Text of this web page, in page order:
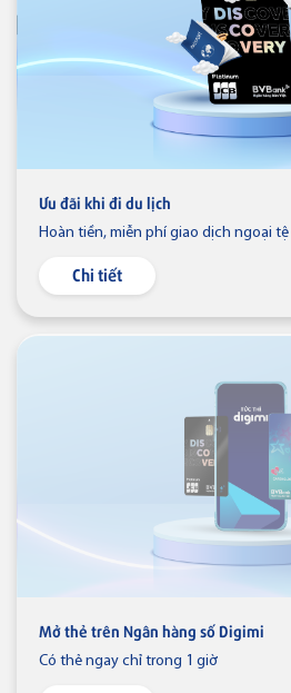
Ưu đãi khi đi du lịch
Hoàn tiền, miễn phí giao dịch ngoại tệ
Chi tiết
Mở thẻ trên Ngân hàng số Digimi
Có thẻ ngay chỉ trong 1 giờ
Thẻ tín
Thẻ tín
Thẻ tín
Thẻ tín
Thẻ tín
Thẻ tín
Discovery